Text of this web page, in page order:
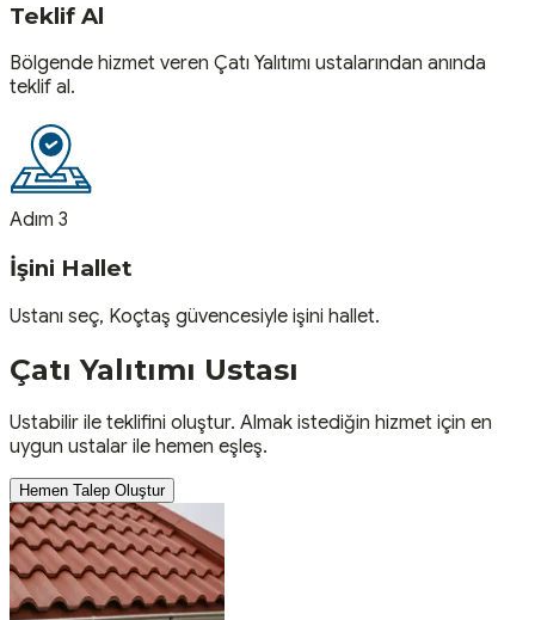
Teklif Al
Bölgende hizmet veren Çatı Yalıtımı ustalarından anında
teklif al.
Adım 3
İşini Hallet
Ustanı seç, Koçtaş güvencesiyle işini hallet.
Çatı Yalıtımı Ustası
Ustabilir ile teklifini oluştur. Almak istediğin hizmet için en
uygun ustalar ile hemen eşleş.
Hemen Talep Oluştur